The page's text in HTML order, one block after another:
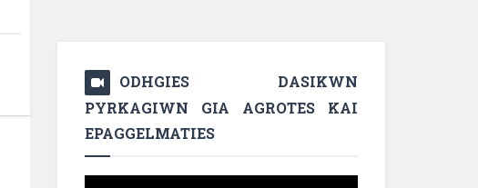
ODHGIES DASIKWN
PYRKAGIWN GIA AGROTES KAI
EPAGGELMATIES